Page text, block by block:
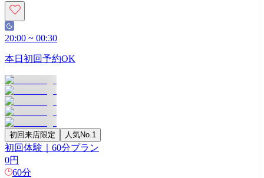
20:00 ~ 00:30
本日初回予約OK
初回来店限定 人気No.1
初回体験｜60分プラン
0円
60分